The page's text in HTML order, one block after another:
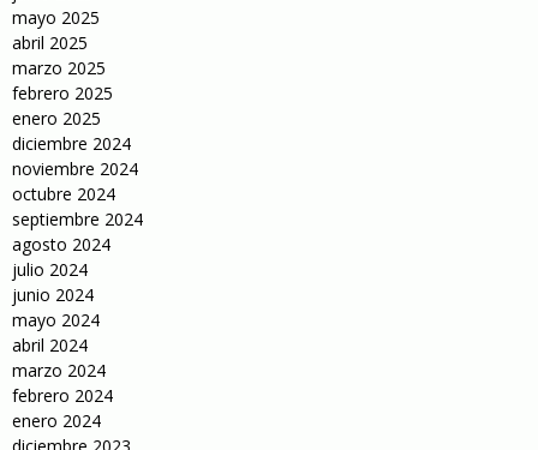
mayo 2025
abril 2025
marzo 2025
febrero 2025
enero 2025
diciembre 2024
noviembre 2024
octubre 2024
septiembre 2024
agosto 2024
julio 2024
junio 2024
mayo 2024
abril 2024
marzo 2024
febrero 2024
enero 2024